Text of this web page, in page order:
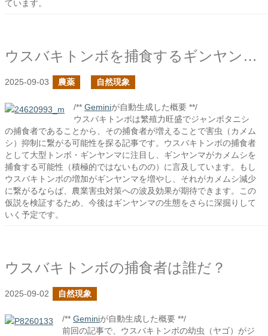
ています。
ウスバキトンボを捕食するギンヤンマはカメムシも捕食する？
2025-09-03 農薬 自然現象
/** Geminiが自動生成した概要 **/
ウスバキトンボは繁殖力旺盛でジャンボタニシ
の捕食者であることから、その捕食者が増えることで害虫（カメム
シ）抑制に繋がる可能性を探る記事です。ウスバキトンボの捕食者
として大型トンボ・ギンヤンマに注目し、ギンヤンマがカメムシを
捕食する可能性（積極的ではないものの）に言及しています。もし
ウスバキトンボの増加がギンヤンマを増やし、それがカメムシ減少
に繋がるならば、農業害虫対策への波及効果が期待できます。この
仮説を検証するため、今後はギンヤンマの生態をさらに深掘りして
いく予定です。
ウスバキトンボの捕食者は誰だ？
2025-09-02 自然現象
/** Geminiが自動生成した概要 **/
前回の記事で、ウスバキトンボの幼虫（ヤゴ）がジ